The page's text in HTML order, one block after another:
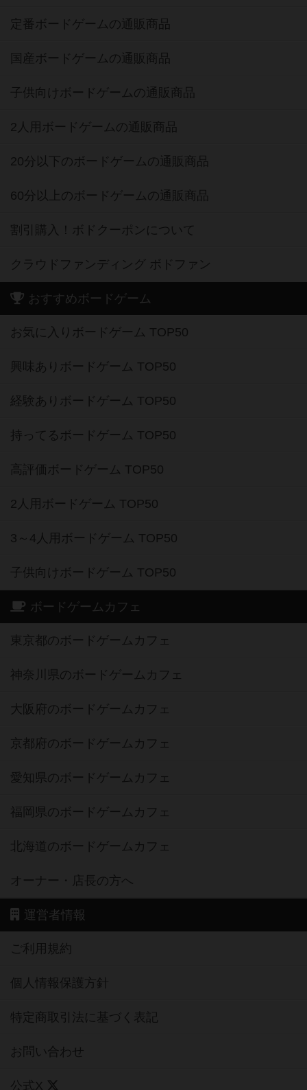
定番ボードゲームの通販商品
国産ボードゲームの通販商品
子供向けボードゲームの通販商品
2人用ボードゲームの通販商品
20分以下のボードゲームの通販商品
60分以上のボードゲームの通販商品
割引購入！ボドクーポンについて
クラウドファンディング ボドファン
おすすめボードゲーム
お気に入りボードゲーム TOP50
興味ありボードゲーム TOP50
経験ありボードゲーム TOP50
持ってるボードゲーム TOP50
高評価ボードゲーム TOP50
2人用ボードゲーム TOP50
3～4人用ボードゲーム TOP50
子供向けボードゲーム TOP50
ボードゲームカフェ
東京都のボードゲームカフェ
神奈川県のボードゲームカフェ
大阪府のボードゲームカフェ
京都府のボードゲームカフェ
愛知県のボードゲームカフェ
福岡県のボードゲームカフェ
北海道のボードゲームカフェ
オーナー・店長の方へ
運営者情報
ご利用規約
個人情報保護方針
特定商取引法に基づく表記
お問い合わせ
公式X